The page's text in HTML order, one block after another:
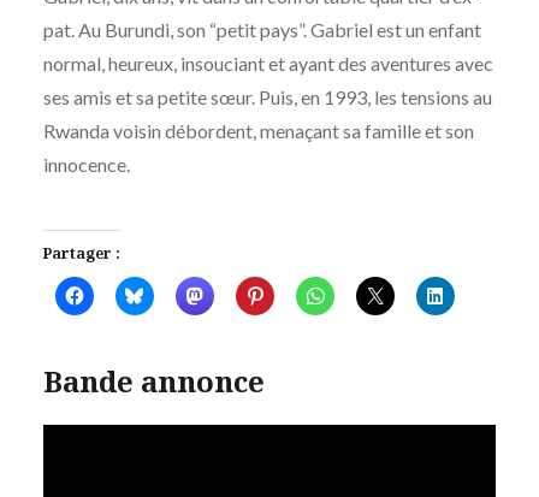
pat. Au Burundi, son “petit pays”. Gabriel est un enfant
normal, heureux, insouciant et ayant des aventures avec
ses amis et sa petite sœur. Puis, en 1993, les tensions au
Rwanda voisin débordent, menaçant sa famille et son
innocence.
Partager :
Bande annonce